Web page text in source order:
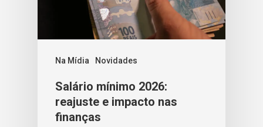
Na Mídia Novidades
Salário mínimo 2026:
reajuste e impacto nas
finanças